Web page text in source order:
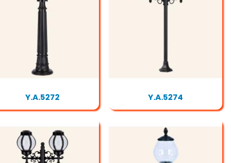
Y.A.5272 Y.A.5274